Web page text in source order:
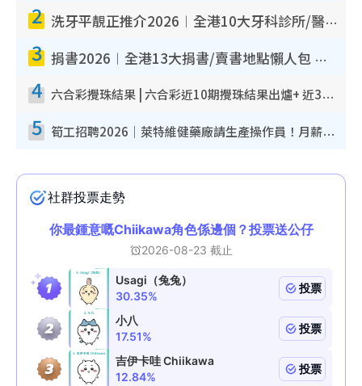
2 洗牙平靚正推介2026︱全港10大牙科診所/醫院懶人包 夜診至8點/鎮靜潔牙/醫療券適用
3 捐書2026︱全港13大捐書/賣書地點懶人包 二手課本最高$150＋舊書換免費咖啡/戲票
4 六合彩攪珠結果 | 六合彩近10期攪珠結果出爐+ 近30期最旺熱門中獎號碼
5 筍工招聘2026｜萊特維健藥廠請生產操作員！月薪高達$1.7萬 冷氣廠房/五天工作/保證雙糧